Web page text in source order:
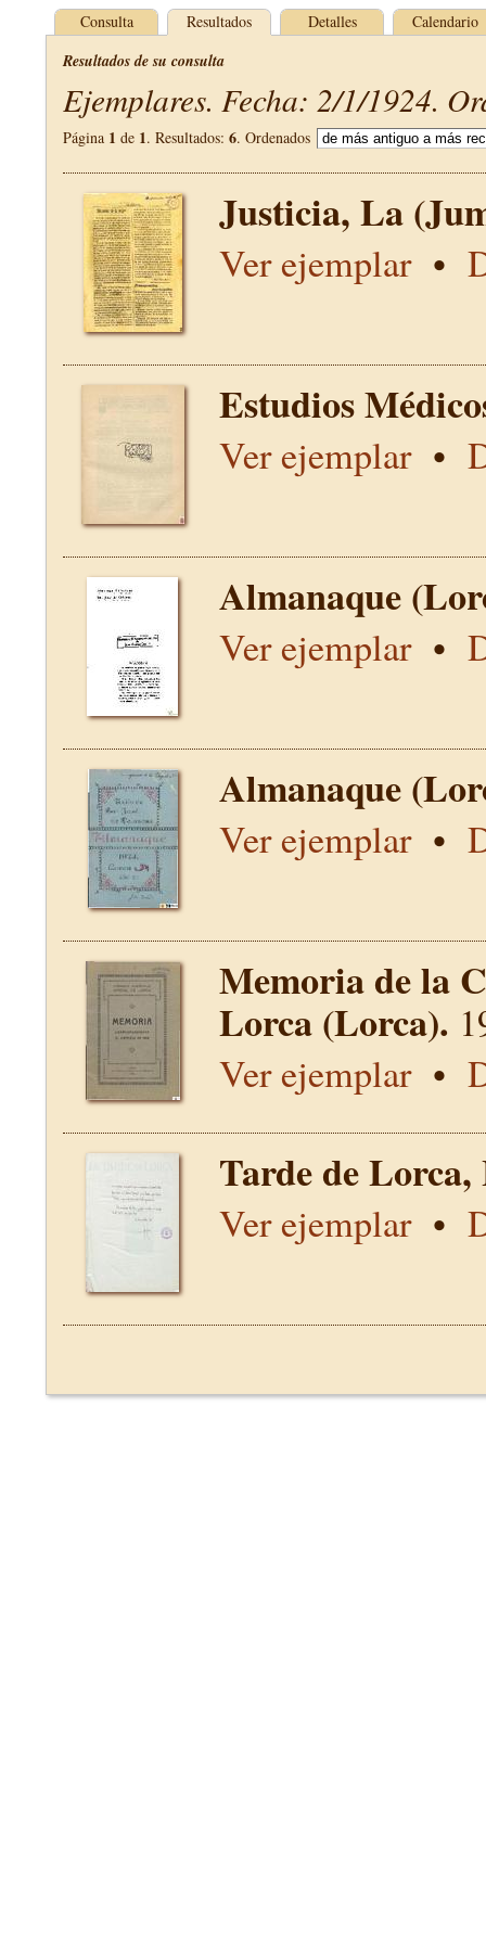
Consulta Resultados Detalles Calendario
Resultados de su consulta
Ejemplares. Fecha: 2/1/1924.
Página 1 de 1. Resultados: 6. Ordenados
Justicia, La
Ver ejemplar•
Estudios
Ver ejemplar•
Almanaque
Ver ejemplar•
Almanaque
Ver ejemplar•
Memoria de la
Lorca (Lorca).
Ver ejemplar•
Tarde de
Ver ejemplar•